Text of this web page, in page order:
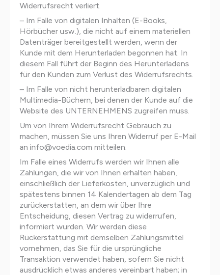
Widerrufsrecht verliert.
– Im Falle von digitalen Inhalten (E-Books,
Hörbücher usw.), die nicht auf einem materiellen
Datenträger bereitgestellt werden, wenn der
Kunde mit dem Herunterladen begonnen hat. In
diesem Fall führt der Beginn des Herunterladens
für den Kunden zum Verlust des Widerrufsrechts.
– Im Falle von nicht herunterladbaren digitalen
Multimedia-Büchern, bei denen der Kunde auf die
Website des UNTERNEHMENS zugreifen muss.
Um von Ihrem Widerrufsrecht Gebrauch zu
machen, müssen Sie uns Ihren Widerruf per E-Mail
an info@voedia.com mitteilen.
Im Falle eines Widerrufs werden wir Ihnen alle
Zahlungen, die wir von Ihnen erhalten haben,
einschließlich der Lieferkosten, unverzüglich und
spätestens binnen 14 Kalendertagen ab dem Tag
zurückerstatten, an dem wir über Ihre
Entscheidung, diesen Vertrag zu widerrufen,
informiert wurden. Wir werden diese
Rückerstattung mit demselben Zahlungsmittel
vornehmen, das Sie für die ursprüngliche
Transaktion verwendet haben, sofern Sie nicht
ausdrücklich etwas anderes vereinbart haben; in